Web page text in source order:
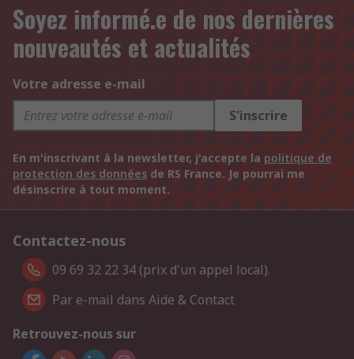
Soyez informé.e de nos dernières
nouveautés et actualités
Votre adresse e-mail
S'inscrire
En m'inscrivant à la newsletter, j'accepte la politique de
protection des données de RS France. Je pourrai me
désinscrire à tout moment.
Contactez-nous
09 69 32 22 34 (prix d'un appel local).
Par e-mail dans Aide & Contact
Retrouvez-nous sur